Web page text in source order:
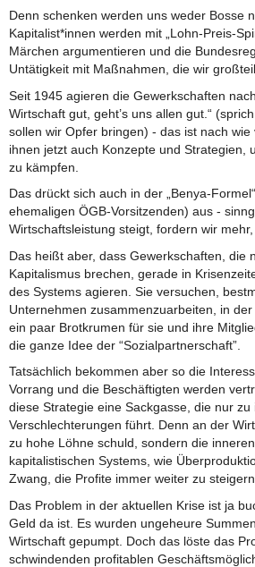
Denn schenken werden uns weder Bosse
Kapitalist*innen werden mit „Lohn-Preis-
Märchen argumentieren und die
Untätigkeit mit Maßnahmen, die wir
Seit 1945 agieren die Gewerkschaften
Wirtschaft gut, geht’s uns allen gut.“
sollen wir Opfer bringen) - das ist nach
ihnen jetzt auch Konzepte und Strategien,
zu kämpfen.
Das drückt sich auch in der „Benya-
ehemaligen ÖGB-Vorsitzenden) aus -
Wirtschaftsleistung steigt, fordern wir
Das heißt aber, dass Gewerkschaften, die
Kapitalismus brechen, gerade in
des Systems agieren. Sie versuchen,
Unternehmen zusammenzuarbeiten, in
ein paar Brotkrumen für sie und ihre
die ganze Idee der “Sozialpartnerschaft”.
Tatsächlich bekommen aber so die
Vorrang und die Beschäftigten werden
diese Strategie eine Sackgasse, die nur zu
Verschlechterungen führt. Denn an der
zu hohe Löhne schuld, sondern die
kapitalistischen Systems, wie
Zwang, die Profite immer weiter zu steigern.
Das Problem in der aktuellen Krise ist ja
Geld da ist. Es wurden ungeheure
Wirtschaft gepumpt. Doch das löste das
schwindenden profitablen